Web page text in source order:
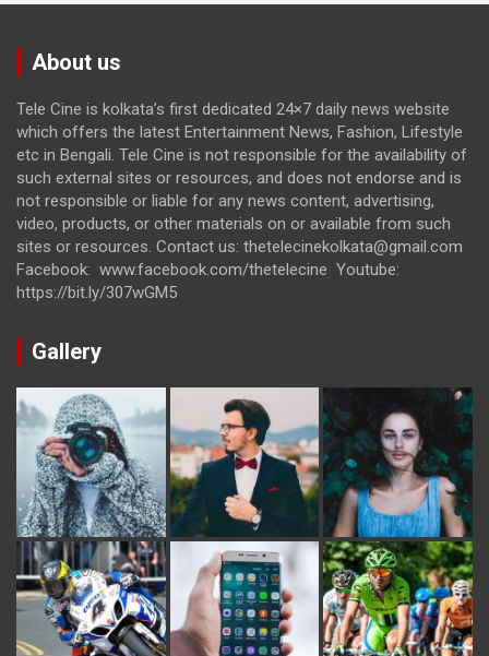
About us
Tele Cine is kolkata’s first dedicated 24×7 daily news website
which offers the latest Entertainment News, Fashion, Lifestyle
etc in Bengali. Tele Cine is not responsible for the availability of
such external sites or resources, and does not endorse and is
not responsible or liable for any news content, advertising,
video, products, or other materials on or available from such
sites or resources. Contact us: thetelecinekolkata@gmail.com
Facebook: www.facebook.com/thetelecine Youtube:
https://bit.ly/307wGM5
Gallery